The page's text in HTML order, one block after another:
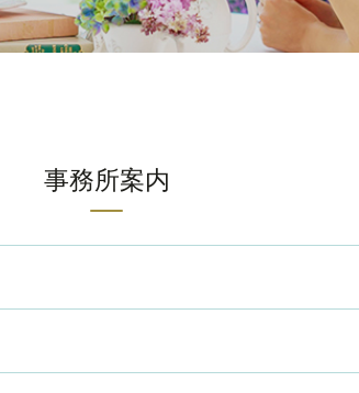
事務所案内